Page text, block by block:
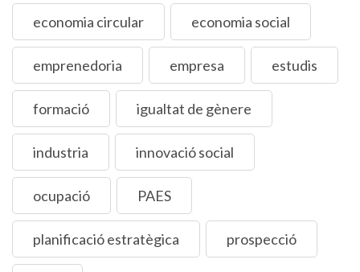
economia circular economia social
emprenedoria empresa estudis
formació igualtat de gènere
industria innovació social
ocupació PAES
planificació estratègica prospecció